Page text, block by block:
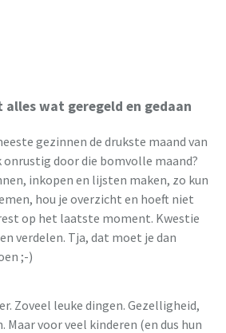
alles wat geregeld en gedaan
gezinnen de drukste maand van
onrustig door die bomvolle maand?
inkopen en lijsten maken, zo kun
hou je overzicht en hoeft niet
op het laatste moment. Kwestie
verdelen. Tja, dat moet je dan
;-)
Zoveel leuke dingen. Gezelligheid,
Maar voor veel kinderen (en dus hun